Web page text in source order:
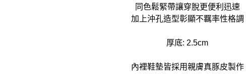
同色鬆緊帶讓穿脫更便利迅速
加上沖孔造型彰顯不羈率性格調
厚底: 2.5cm
內裡鞋墊皆採用親膚真豚皮製作